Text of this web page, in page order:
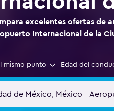
excelentes ofertas de
Internacional de la
mismo punto Edad del